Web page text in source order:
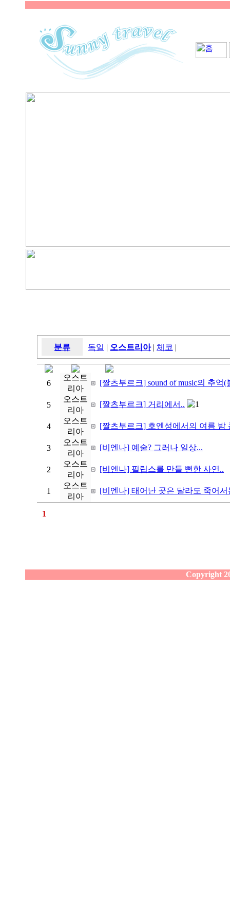
분류 독일 | 오스트리아 | 체코 |
6
오스트
리아
[짤츠부르크] sound of music의 추억
5
오스트
리아
[짤츠부르크] 거리에서.. 1
4
오스트
리아
[짤츠부르크] 호엔성에서의 여름 밤
3
오스트
리아
[비엔나] 예술? 그러나 일상...
2
오스트
리아
[비엔나] 필립스를 만들 뻔한 사연..
1
오스트
리아
[비엔나] 태어난 곳은 달라도 죽어
1
Copyright